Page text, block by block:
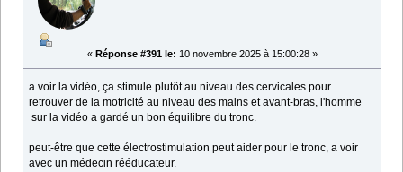
« Réponse #391 le: 10 novembre 2025 à 15:00:28 »
a voir la vidéo, ça stimule plutôt au niveau des cervicales pour
retrouver de la motricité au niveau des mains et avant-bras, l'homme
sur la vidéo a gardé un bon équilibre du tronc.
peut-être que cette électrostimulation peut aider pour le tronc, a voir
avec un médecin rééducateur.